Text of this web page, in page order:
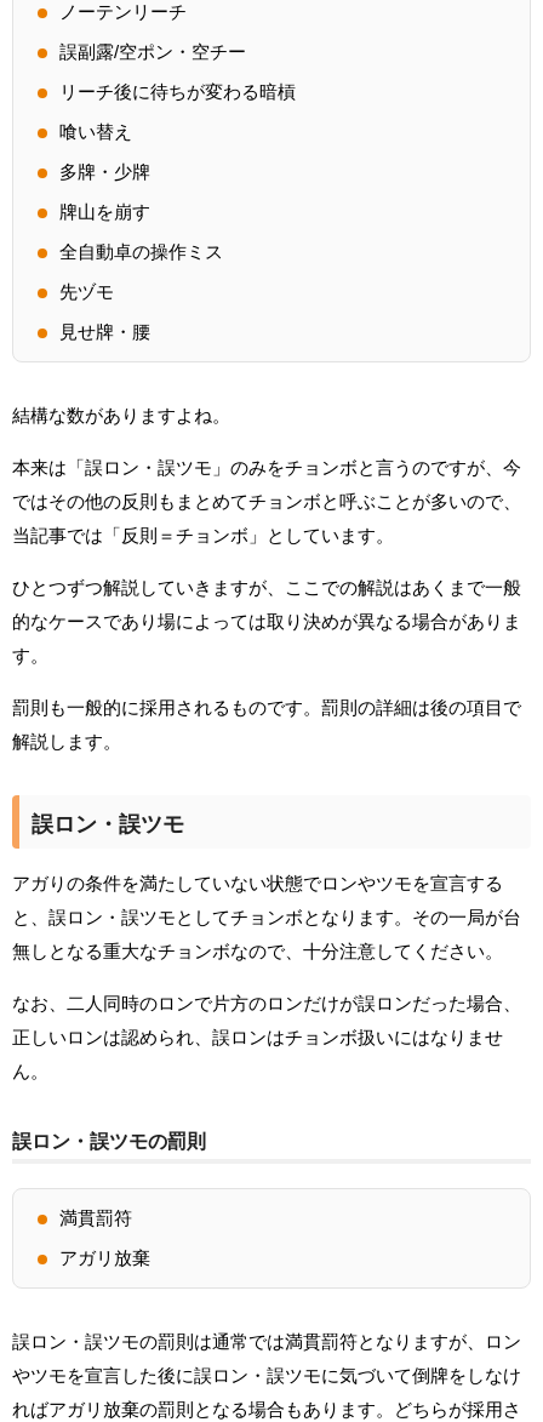
ノーテンリーチ
誤副露/空ポン・空チー
リーチ後に待ちが変わる暗槓
喰い替え
多牌・少牌
牌山を崩す
全自動卓の操作ミス
先ヅモ
見せ牌・腰
結構な数がありますよね。
本来は「誤ロン・誤ツモ」のみをチョンボと言うのですが、今
ではその他の反則もまとめてチョンボと呼ぶことが多いので、
当記事では「反則＝チョンボ」としています。
ひとつずつ解説していきますが、ここでの解説はあくまで一般
的なケースであり場によっては取り決めが異なる場合がありま
す。
罰則も一般的に採用されるものです。罰則の詳細は後の項目で
解説します。
誤ロン・誤ツモ
アガりの条件を満たしていない状態でロンやツモを宣言する
と、誤ロン・誤ツモとしてチョンボとなります。その一局が台
無しとなる重大なチョンボなので、十分注意してください。
なお、二人同時のロンで片方のロンだけが誤ロンだった場合、
正しいロンは認められ、誤ロンはチョンボ扱いにはなりませ
ん。
誤ロン・誤ツモの罰則
満貫罰符
アガリ放棄
誤ロン・誤ツモの罰則は通常では満貫罰符となりますが、ロン
やツモを宣言した後に誤ロン・誤ツモに気づいて倒牌をしなけ
ればアガリ放棄の罰則となる場合もあります。どちらが採用さ